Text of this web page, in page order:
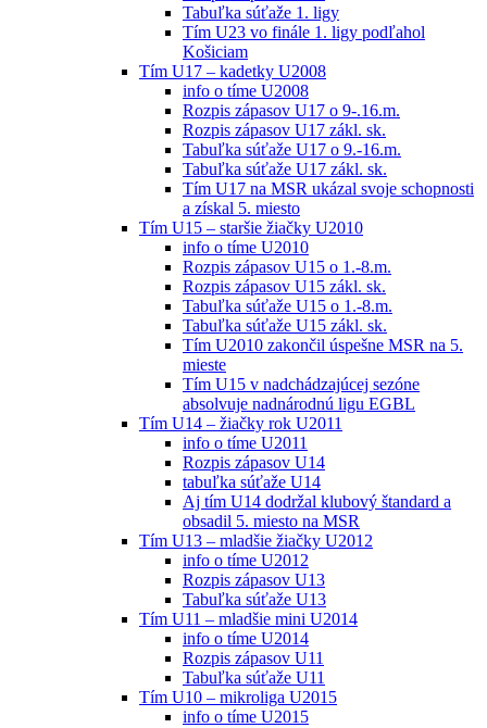
Tabuľka súťaže 1. ligy
Tím U23 vo finále 1. ligy podľahol
Košiciam
Tím U17 – kadetky U2008
info o tíme U2008
Rozpis zápasov U17 o 9-.16.m.
Rozpis zápasov U17 zákl. sk.
Tabuľka súťaže U17 o 9.-16.m.
Tabuľka súťaže U17 zákl. sk.
Tím U17 na MSR ukázal svoje schopnosti
a získal 5. miesto
Tím U15 – staršie žiačky U2010
info o tíme U2010
Rozpis zápasov U15 o 1.-8.m.
Rozpis zápasov U15 zákl. sk.
Tabuľka súťaže U15 o 1.-8.m.
Tabuľka súťaže U15 zákl. sk.
Tím U2010 zakončil úspešne MSR na 5.
mieste
Tím U15 v nadchádzajúcej sezóne
absolvuje nadnárodnú ligu EGBL
Tím U14 – žiačky rok U2011
info o tíme U2011
Rozpis zápasov U14
tabuľka súťaže U14
Aj tím U14 dodržal klubový štandard a
obsadil 5. miesto na MSR
Tím U13 – mladšie žiačky U2012
info o tíme U2012
Rozpis zápasov U13
Tabuľka súťaže U13
Tím U11 – mladšie mini U2014
info o tíme U2014
Rozpis zápasov U11
Tabuľka súťaže U11
Tím U10 – mikroliga U2015
info o tíme U2015